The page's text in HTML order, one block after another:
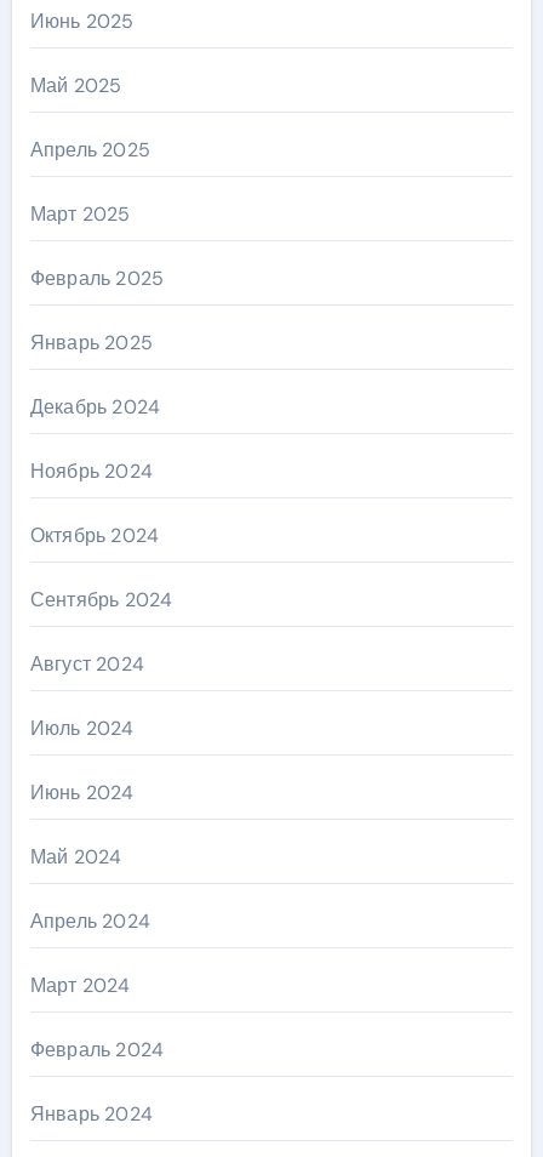
Июнь 2025
Май 2025
Апрель 2025
Март 2025
Февраль 2025
Январь 2025
Декабрь 2024
Ноябрь 2024
Октябрь 2024
Сентябрь 2024
Август 2024
Июль 2024
Июнь 2024
Май 2024
Апрель 2024
Март 2024
Февраль 2024
Январь 2024